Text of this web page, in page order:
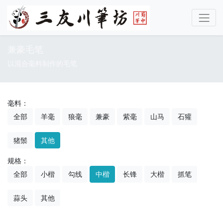
毫料：
全部
羊毫 狼毫 兼豪 紫毫 山马 石獾
猪鬃 其他
规格：
全部
小楷 勾线 中楷 长锋 大楷 抓笔
蒜头 其他